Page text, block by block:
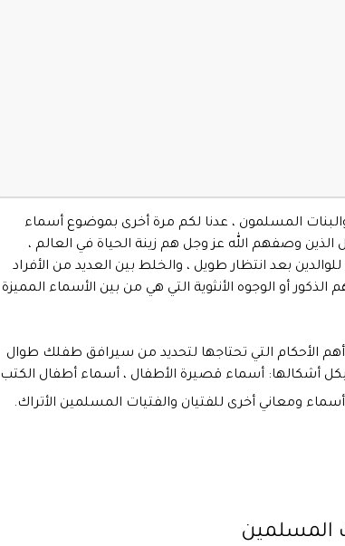
المسلمون ، عدنا لكم مرة أخرى بموضوع أسماء
الذين وصفهم الله عز وجل هم زينة الحياة في العالم ،
بعد انتظار طويل ، والخلط بين العديد من الأفراد
أو الوجوه الأنثوية التي هي من بين الأسماء المميزة
الأحكام التي تحتاجها لتحديد من سيرافق طفلك طوال
أشكالها: أسماء قصيرة الأطفال ، أسماء أطفال الكتب
ومعاني أخرى للفتيان والفتيات المسلمين الأتراك.
المسلمين